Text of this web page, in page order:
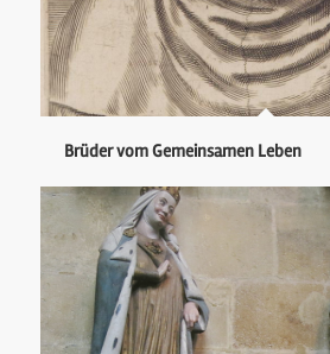
Brüder vom Gemeinsamen Leben